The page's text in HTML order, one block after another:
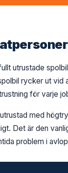
utrustade
rycker ut vid
för varje
med
Det är den
problem i